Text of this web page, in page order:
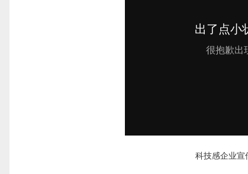
科技感企业宣